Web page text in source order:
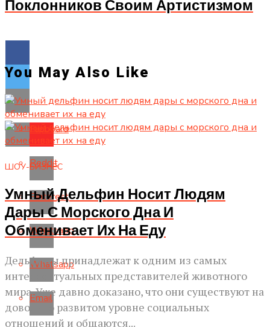
Поклонников Своим Артистизмом
Flipboard
Reddit
Pinterest
Whatsapp
Whatsapp
Email
You May Also Like
ШОУ-БИЗНЕС
Умный Дельфин Носит Людям
Дары С Морского Дна И
Обменивает Их На Еду
Дельфины принадлежат к одним из самых
интеллектуальных представителей животного
мира. Уже давно доказано, что они существуют на
довольно развитом уровне социальных
отношений и общаются...